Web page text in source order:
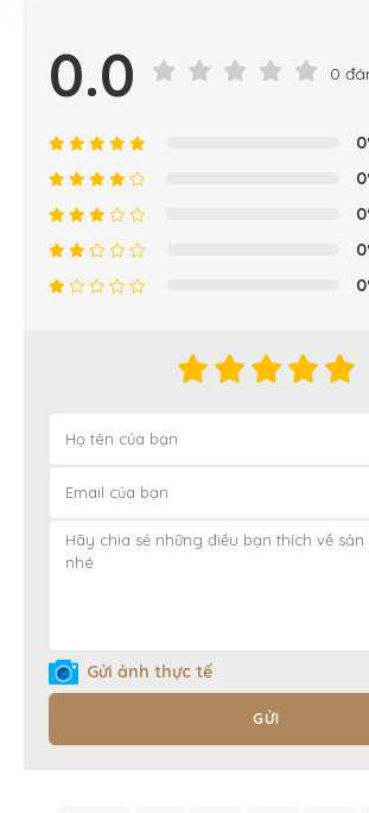
0.0 0
Gửi ảnh thực tế
GỬI